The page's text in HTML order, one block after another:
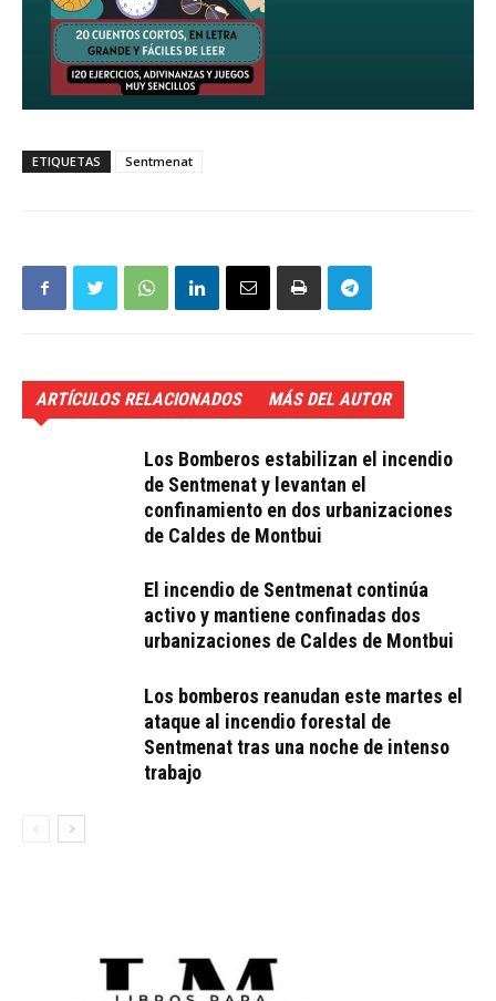
ETIQUETAS Sentmenat
ARTÍCULOS RELACIONADOS MÁS DEL AUTOR
Los Bomberos estabilizan el incendio
de Sentmenat y levantan el
confinamiento en dos urbanizaciones
de Caldes de Montbui
El incendio de Sentmenat continúa
activo y mantiene confinadas dos
urbanizaciones de Caldes de Montbui
Los bomberos reanudan este martes el
ataque al incendio forestal de
Sentmenat tras una noche de intenso
trabajo